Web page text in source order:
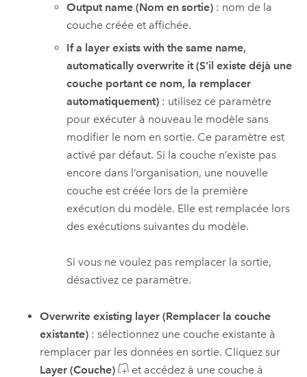
Output name (Nom en sortie) : nom de la
couche créée et affichée.
If a layer exists with the same name,
automatically overwrite it (S’il existe déjà une
couche portant ce nom, la remplacer
automatiquement) : utilisez ce paramètre
pour exécuter à nouveau le modèle sans
modifier le nom en sortie. Ce paramètre est
activé par défaut. Si la couche n’existe pas
encore dans l’organisation, une nouvelle
couche est créée lors de la première
exécution du modèle. Elle est remplacée lors
des exécutions suivantes du modèle.
Si vous ne voulez pas remplacer la sortie,
désactivez ce paramètre.
Overwrite existing layer (Remplacer la couche
existante) : sélectionnez une couche existante à
remplacer par les données en sortie. Cliquez sur
Layer (Couche)
et accédez à une couche à